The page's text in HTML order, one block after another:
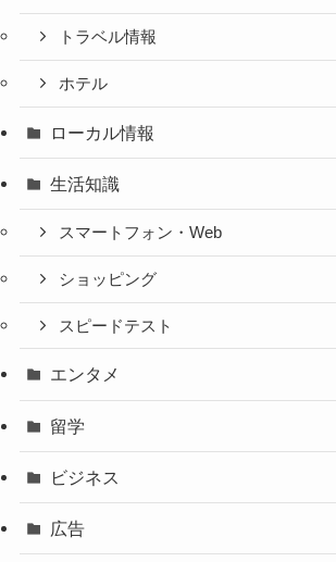
トラベル情報
ホテル
ローカル情報
生活知識
スマートフォン・Web
ショッピング
スピードテスト
エンタメ
留学
ビジネス
広告